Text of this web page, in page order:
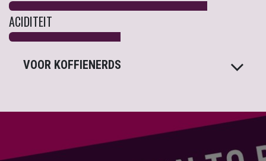
ACIDITEIT
VOOR KOFFIENERDS